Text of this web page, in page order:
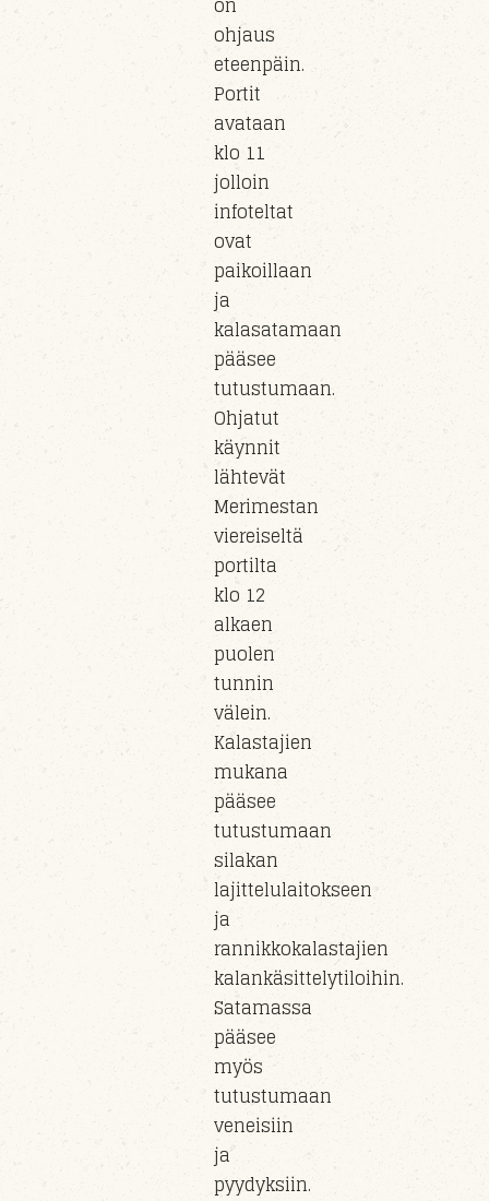
ohjaus
eteenpäin.
Portit
avataan
klo 11
jolloin
infoteltat
ovat
paikoillaan
ja
kalasatamaan
pääsee
tutustumaan.
Ohjatut
käynnit
lähtevät
Merimestan
viereiseltä
portilta
klo 12
alkaen
puolen
tunnin
välein.
Kalastajien
mukana
pääsee
tutustumaan
silakan
lajittelulaitokseen
ja
rannikkokalastajien
kalankäsittelytiloihin.
Satamassa
pääsee
myös
tutustumaan
veneisiin
ja
pyydyksiin.